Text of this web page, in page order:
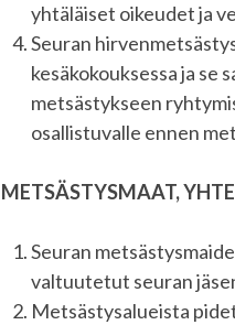
yhtäläiset oikeudet ja
Seuran
kesäkokouksessa ja
metsästykseen
osallistuvalle ennen
METSÄSTYSMAAT,
Seuran
valtuutetut seuran
Metsästysalueista